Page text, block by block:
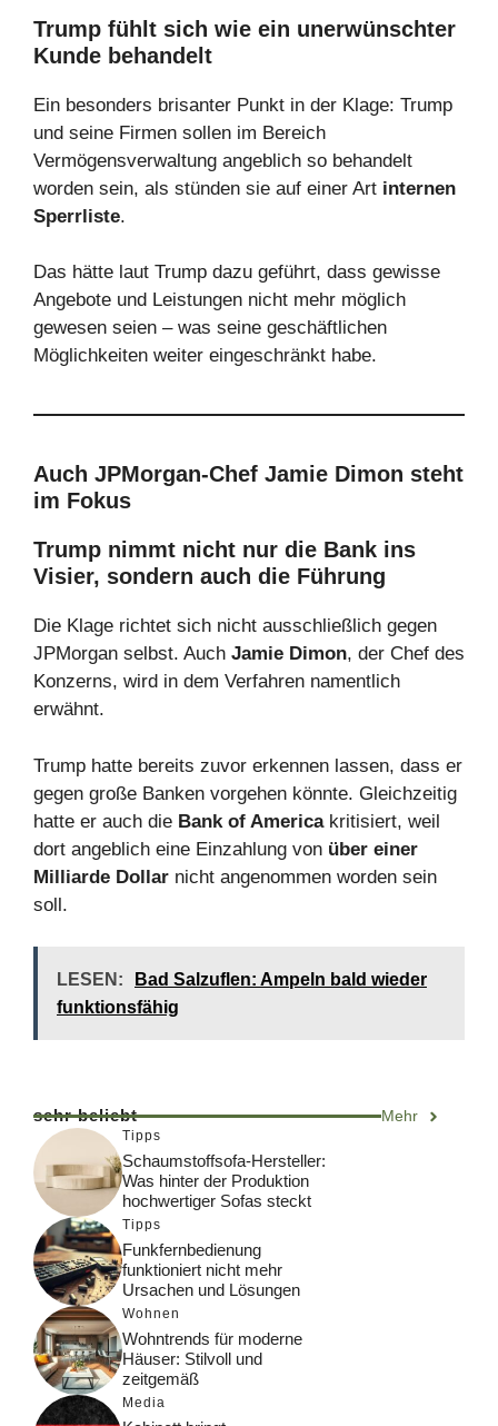
Trump fühlt sich wie ein unerwünschter
Kunde behandelt
Ein besonders brisanter Punkt in der Klage: Trump
und seine Firmen sollen im Bereich
Vermögensverwaltung angeblich so behandelt
worden sein, als stünden sie auf einer Art internen
Sperrliste.
Das hätte laut Trump dazu geführt, dass gewisse
Angebote und Leistungen nicht mehr möglich
gewesen seien – was seine geschäftlichen
Möglichkeiten weiter eingeschränkt habe.
Auch JPMorgan-Chef Jamie Dimon steht
im Fokus
Trump nimmt nicht nur die Bank ins
Visier, sondern auch die Führung
Die Klage richtet sich nicht ausschließlich gegen
JPMorgan selbst. Auch Jamie Dimon, der Chef des
Konzerns, wird in dem Verfahren namentlich
erwähnt.
Trump hatte bereits zuvor erkennen lassen, dass er
gegen große Banken vorgehen könnte. Gleichzeitig
hatte er auch die Bank of Americakritisiert, weil
dort angeblich eine Einzahlung von über einer
Milliarde Dollar nicht angenommen worden sein
soll.
LESEN:
Bad Salzuflen: Ampeln bald wieder
funktionsfähig
sehr beliebt Mehr
Tipps
Schaumstoffsofa-Hersteller:
Was hinter der Produktion
hochwertiger Sofas steckt
Tipps
Funkfernbedienung
funktioniert nicht mehr
Ursachen und Lösungen
Wohnen
Wohntrends für moderne
Häuser: Stilvoll und
zeitgemäß
Media